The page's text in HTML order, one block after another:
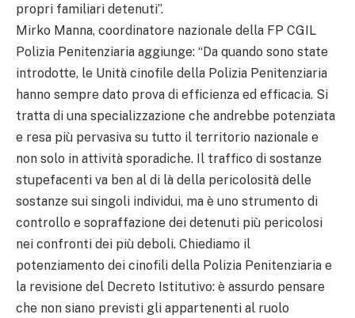
propri familiari detenuti”.
Mirko Manna, coordinatore nazionale della FP CGIL
Polizia Penitenziaria aggiunge: “Da quando sono state
introdotte, le Unità cinofile della Polizia Penitenziaria
hanno sempre dato prova di efficienza ed efficacia. Si
tratta di una specializzazione che andrebbe potenziata
e resa più pervasiva su tutto il territorio nazionale e
non solo in attività sporadiche. Il traffico di sostanze
stupefacenti va ben al di là della pericolosità delle
sostanze sui singoli individui, ma è uno strumento di
controllo e sopraffazione dei detenuti più pericolosi
nei confronti dei più deboli. Chiediamo il
potenziamento dei cinofili della Polizia Penitenziaria e
la revisione del Decreto Istitutivo: è assurdo pensare
che non siano previsti gli appartenenti al ruolo